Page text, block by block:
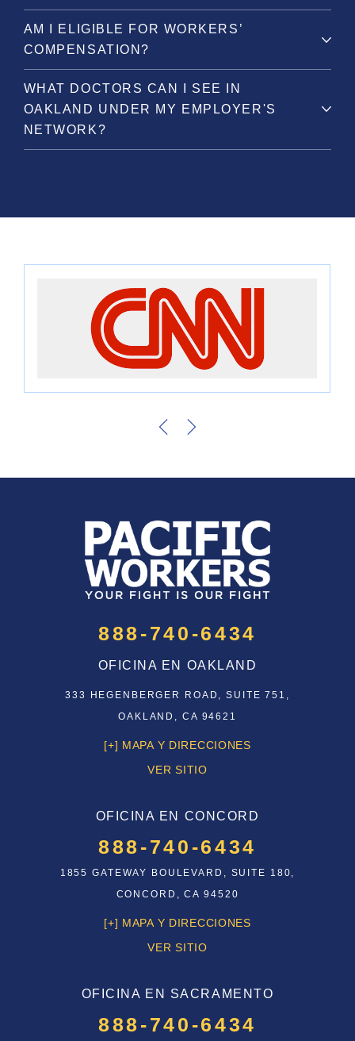
AM I ELIGIBLE FOR WORKERS’
COMPENSATION?
WHAT DOCTORS CAN I SEE IN
OAKLAND UNDER MY EMPLOYER'S
NETWORK?
888-740-6434
OFICINA EN OAKLAND
333 HEGENBERGER ROAD, SUITE 751,
OAKLAND, CA 94621
[+] MAPA Y DIRECCIONES
VER SITIO
OFICINA EN CONCORD
888-740-6434
1855 GATEWAY BOULEVARD, SUITE 180,
CONCORD, CA 94520
[+] MAPA Y DIRECCIONES
VER SITIO
OFICINA EN SACRAMENTO
888-740-6434